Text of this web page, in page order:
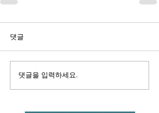
댓글
댓글을 입력하세요.